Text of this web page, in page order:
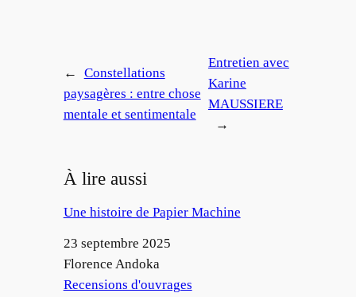
←
Constellations
paysagères : entre chose
mentale et sentimentale
Entretien avec
Karine
MAUSSIERE
→
À lire aussi
Une histoire de Papier Machine
Date
23 septembre 2025
Auteur
Florence Andoka
Par rapport à
Recensions d'ouvrages